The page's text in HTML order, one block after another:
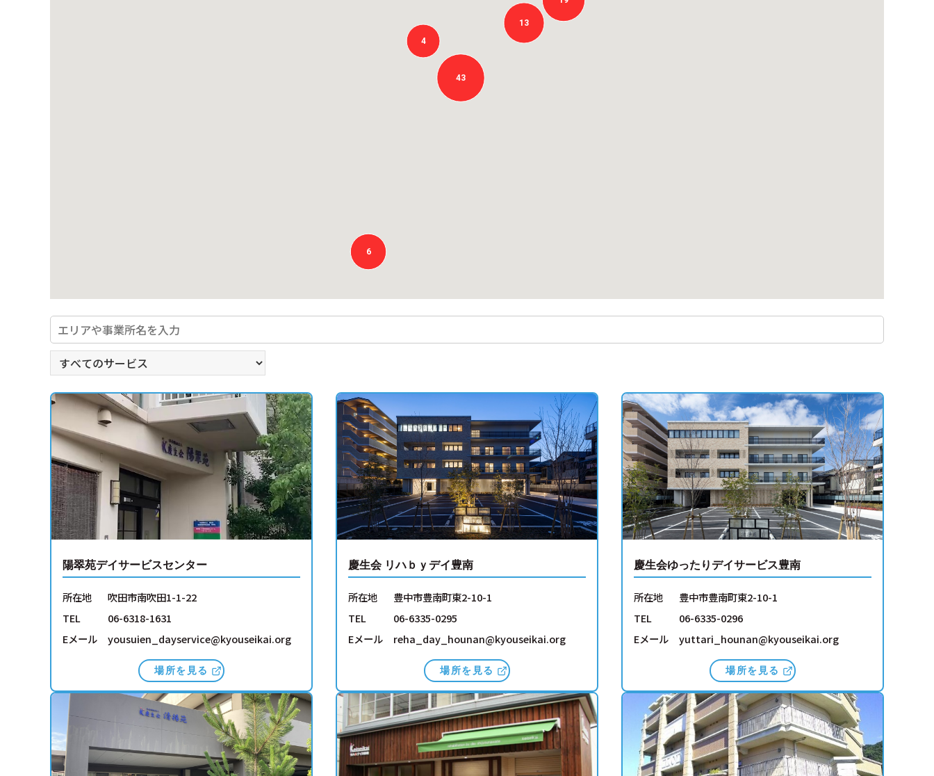
13
43
6
4
陽翠苑デイサービスセンター
所在地
吹田市南吹田1-1-22
TEL
06-6318-1631
Eメール
yousuien_dayservice@kyouseikai.org
場所を見る
慶生会 リハｂｙデイ豊南
所在地
豊中市豊南町東2-10-1
TEL
06-6335-0295
Eメール
reha_day_hounan@kyouseikai.org
場所を見る
慶生会ゆったりデイサービス豊南
所在地
豊中市豊南町東2-10-1
TEL
06-6335-0296
Eメール
yuttari_hounan@kyouseikai.org
場所を見る